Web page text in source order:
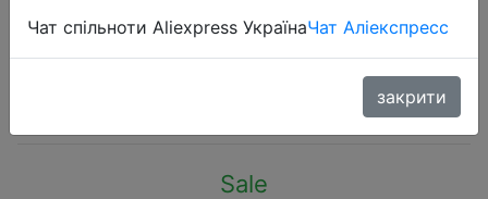
50 МП
Sale
Чат спільноти Aliexpress УкраїнаЧат Аліекспресс
закрити